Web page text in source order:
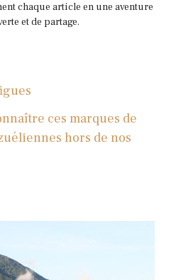
chaque article en une aventure
et de partage.
ces marques de
hors de nos